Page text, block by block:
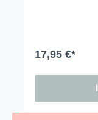
17,95 €*